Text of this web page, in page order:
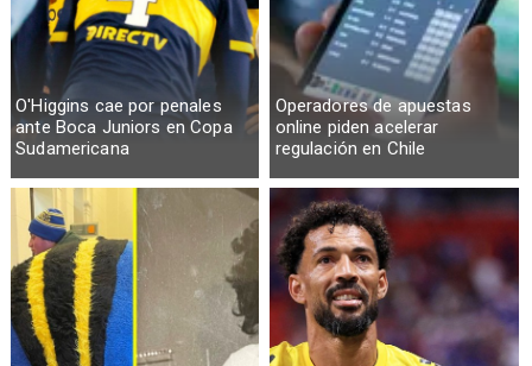
O'Higgins cae por penales
ante Boca Juniors en Copa
Sudamericana
Operadores de apuestas
online piden acelerar
regulación en Chile